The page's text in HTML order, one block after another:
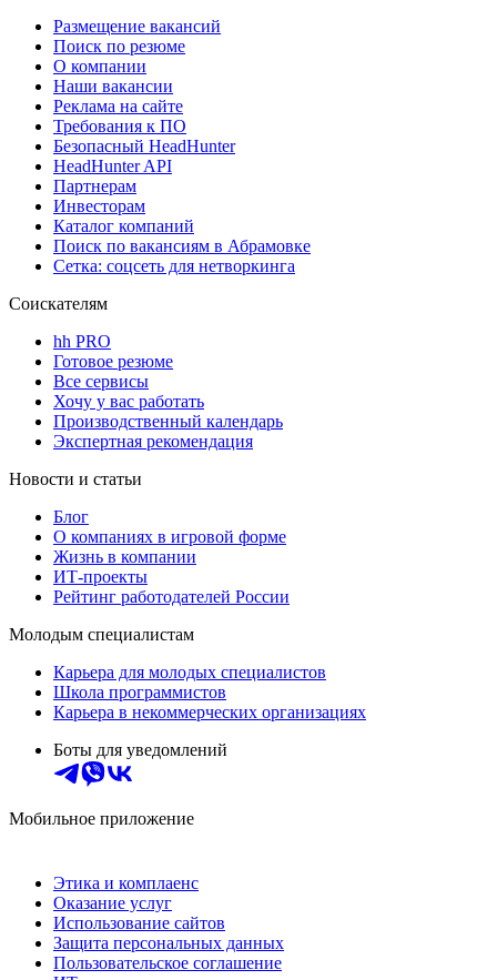
Размещение вакансий
Поиск по резюме
О компании
Наши вакансии
Реклама на сайте
Требования к ПО
Безопасный HeadHunter
HeadHunter API
Партнерам
Инвесторам
Каталог компаний
Поиск по вакансиям в Абрамовке
Сетка: соцсеть для нетворкинга
Соискателям
hh PRO
Готовое резюме
Все сервисы
Хочу у вас работать
Производственный календарь
Экспертная рекомендация
Новости и статьи
Блог
О компаниях в игровой форме
Жизнь в компании
ИТ-проекты
Рейтинг работодателей России
Молодым специалистам
Карьера для молодых специалистов
Школа программистов
Карьера в некоммерческих организациях
Боты для уведомлений
Мобильное приложение
Этика и комплаенс
Оказание услуг
Использование сайтов
Защита персональных данных
Пользовательское соглашение